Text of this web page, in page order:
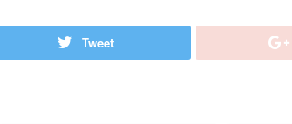
Tweet